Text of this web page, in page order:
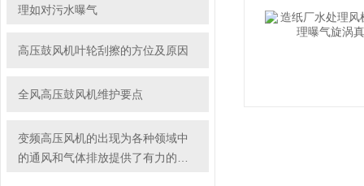
理如对污水曝气
高压鼓风机叶轮刮擦的方位及原因
全风高压鼓风机维护要点
变频高压风机的出现为各种领域中
的通风和气体排放提供了有力的支